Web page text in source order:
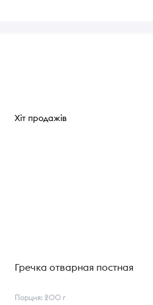
Хіт продажів
Гречка отварная постная
Порция: 200 г